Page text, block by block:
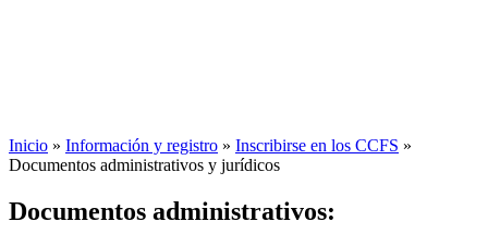
Inicio » Información y registro » Inscribirse en los CCFS »
Documentos administrativos y jurídicos
Documentos administrativos: